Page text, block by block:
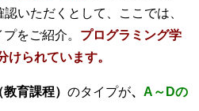
いただくとして、ここでは、
をご紹介。 プログラミング学
けられています。
教育課程） のタイプが
A～Dの